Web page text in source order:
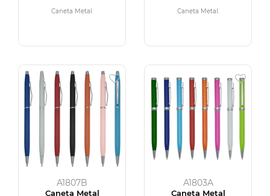
Caneta Metal. Caneta Metal.
A1807B
Caneta Metal
A1803A
Caneta Metal